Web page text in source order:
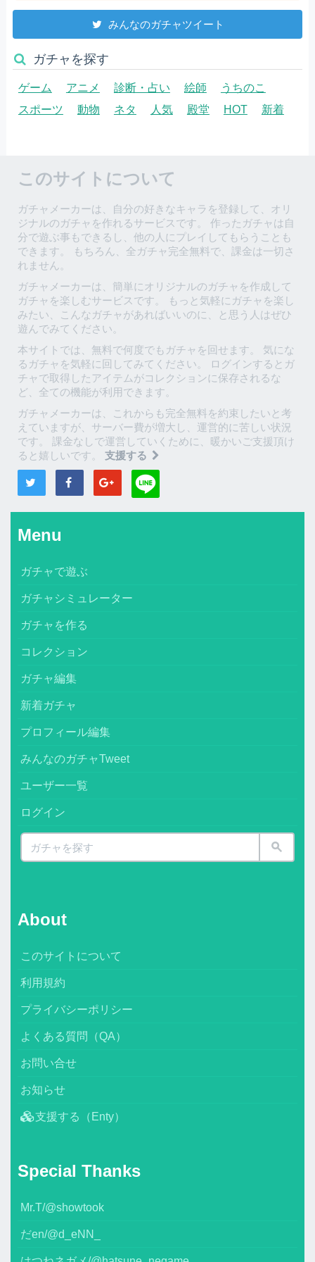
みんなのガチャツイート
ガチャを探す
ゲーム アニメ 診断・占い 絵師
うちのこ
スポーツ
動物 ネタ 人気 殿堂 HOT 新着
このサイトについて
ガチャメーカーは、自分の好きなキャラを登録して、オリ
ジナルのガチャを作れるサービスです。 作ったガチャは自
分で遊ぶ事もできるし、他の人にプレイしてもらうことも
できます。 もちろん、全ガチャ完全無料で、課金は一切さ
れません。
ガチャメーカーは、簡単にオリジナルのガチャを作成して
ガチャを楽しむサービスです。 もっと気軽にガチャを楽し
みたい、こんなガチャがあればいいのに、と思う人はぜひ
遊んでみてください。
本サイトでは、無料で何度でもガチャを回せます。 気にな
るガチャを気軽に回してみてください。 ログインするとガ
チャで取得したアイテムがコレクションに保存されるな
ど、全ての機能が利用できます。
ガチャメーカーは、これからも完全無料を約束したいと考
えていますが、サーバー費が増大し、運営的に苦しい状況
です。 課金なしで運営していくために、暖かいご支援頂け
ると嬉しいです。 支援する
Menu
ガチャで遊ぶ
ガチャシミュレーター
ガチャを作る
コレクション
ガチャ編集
新着ガチャ
プロフィール編集
みんなのガチャTweet
ユーザー一覧
ログイン
About
このサイトについて
利用規約
プライバシーポリシー
よくある質問（QA）
お問い合せ
お知らせ
支援する（Enty）
Special Thanks
Mr.T/@showtook
だen/@d_eNN_